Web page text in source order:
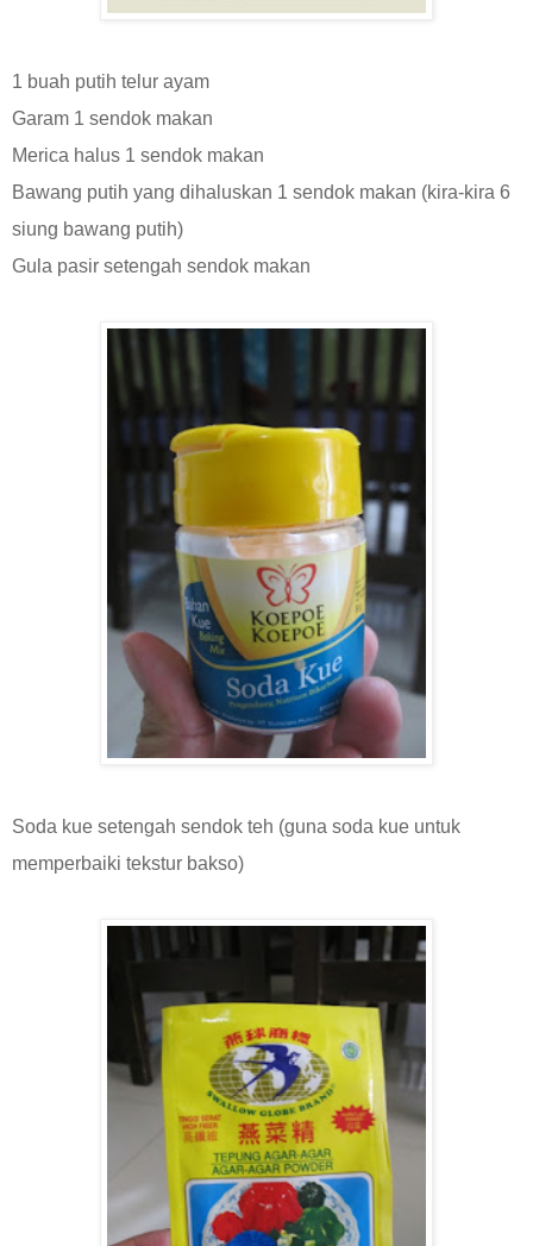
1 buah putih telur ayam
Garam 1 sendok makan
Merica halus 1 sendok makan
Bawang putih yang dihaluskan 1 sendok makan (kira-kira 6
siung bawang putih)
Gula pasir setengah sendok makan
Soda kue setengah sendok teh (guna soda kue untuk
memperbaiki tekstur bakso)